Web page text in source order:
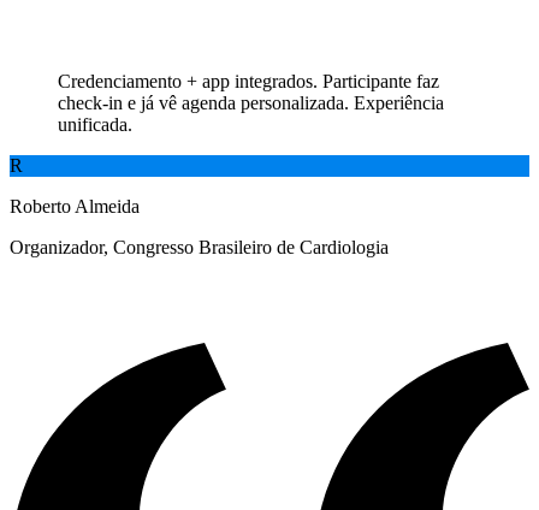
Credenciamento + app integrados. Participante faz
check-in e já vê agenda personalizada. Experiência
unificada.
R
Roberto Almeida
Organizador, Congresso Brasileiro de Cardiologia